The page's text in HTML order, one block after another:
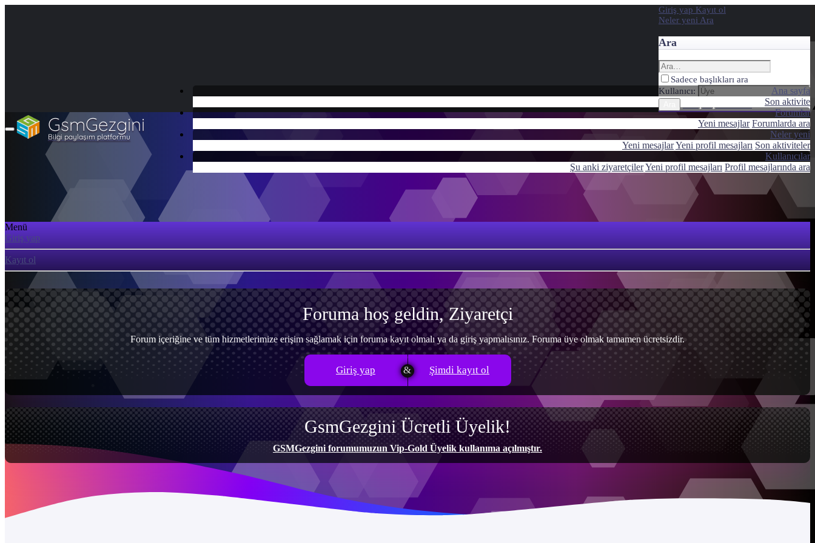
Giriş yap Kayıt ol
Neler yeni Ara
Ara
Sadece başlıkları ara
Kullanıcı:
GsmGezgini
Bilgi paylaşım platformu
Ana sayfa
Son aktivite
Forumlar
Yeni mesajlar Forumlarda ara
Neler yeni
Yeni mesajlarYeni profil mesajları Son aktiviteler
Kullanıcılar
Şu anki ziyaretçilerYeni profil mesajları Profil mesajlarında ara
Menü
Giriş yap
Kayıt ol
Foruma hoş geldin, Ziyaretçi
Forum içeriğine ve tüm hizmetlerimize erişim sağlamak için foruma kayıt olmalı ya da giriş yapmalısınız. Foruma üye olmak tamamen ücretsizdir.
Giriş yap Şimdi kayıt ol
GsmGezgini Ücretli Üyelik!
GSMGezgini forumumuzun Vip-Gold Üyelik kullanıma açılmıştır.